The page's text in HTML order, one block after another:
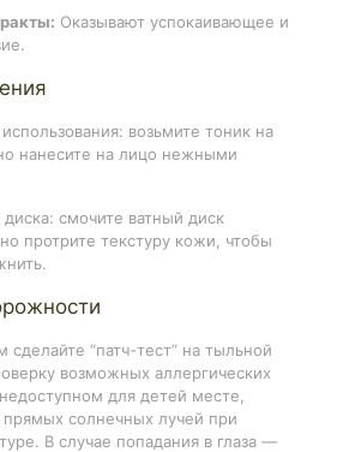
Оказывают успокаивающее и
возьмите тоник на
нанесите на лицо нежными
смочите ватный диск
протрите текстуру кожи, чтобы
“патч-тест” на тыльной
возможных аллергических
для детей месте,
прямых солнечных лучей при
В случае попадания в глаза —